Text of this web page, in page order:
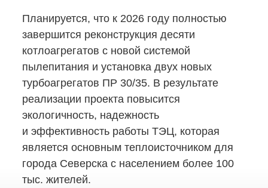
Планируется, что к 2026 году полностью
завершится реконструкция десяти
котлоагрегатов с новой системой
пылепитания и установка двух новых
турбоагрегатов ПР 30/35. В результате
реализации проекта повысится
экологичность, надежность
и эффективность работы ТЭЦ, которая
является основным теплоисточником для
города Северска с населением более 100
тыс. жителей.